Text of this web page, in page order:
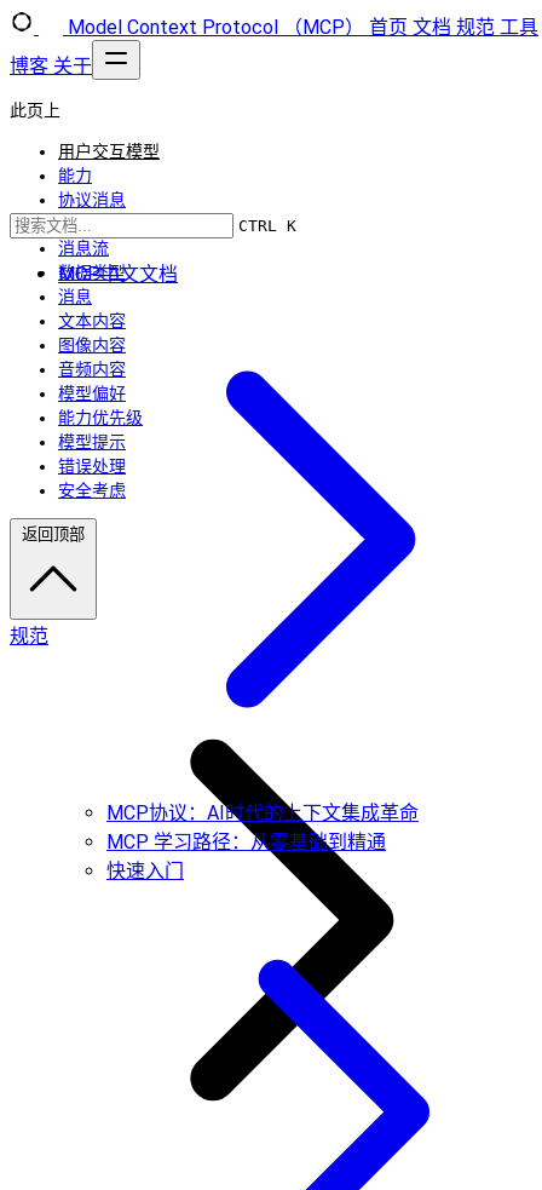
Model Context Protocol （MCP） 首页 文档 规范 工具
博客 关于
CTRL K
MCP中文文档
MCP协议：AI时代的上下文集成革命
MCP 学习路径：从零基础到精通
快速入门
此页上
用户交互模型
能力
协议消息
创建消息
消息流
数据类型
消息
文本内容
图像内容
音频内容
模型偏好
能力优先级
模型提示
错误处理
安全考虑
返回顶部
规范